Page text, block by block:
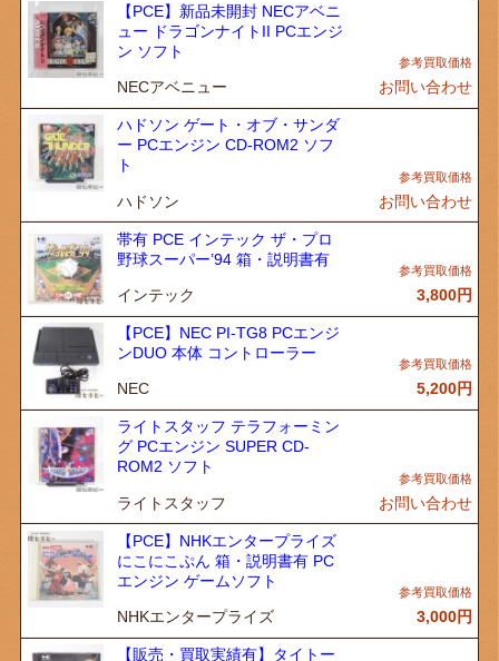
【PCE】新品未開封 NECアベニ
ュー ドラゴンナイトII PCエンジ
ン ソフト
NECアベニュー お問い合わせ
ハドソン ゲート・オブ・サンダ
ー PCエンジン CD-ROM2 ソフ
ト
ハドソン お問い合わせ
帯有 PCE インテック ザ・プロ
野球スーパー’94 箱・説明書有
インテック 3,800円
【PCE】NEC PI-TG8 PCエンジ
ンDUO 本体 コントローラー
NEC 5,200円
ライトスタッフ テラフォーミン
グ PCエンジン SUPER CD-
ROM2 ソフト
ライトスタッフ お問い合わせ
【PCE】NHKエンタープライズ
にこにこぷん 箱・説明書有 PC
エンジン ゲームソフト
NHKエンタープライズ 3,000円
【販売・買取実績有】タイトー